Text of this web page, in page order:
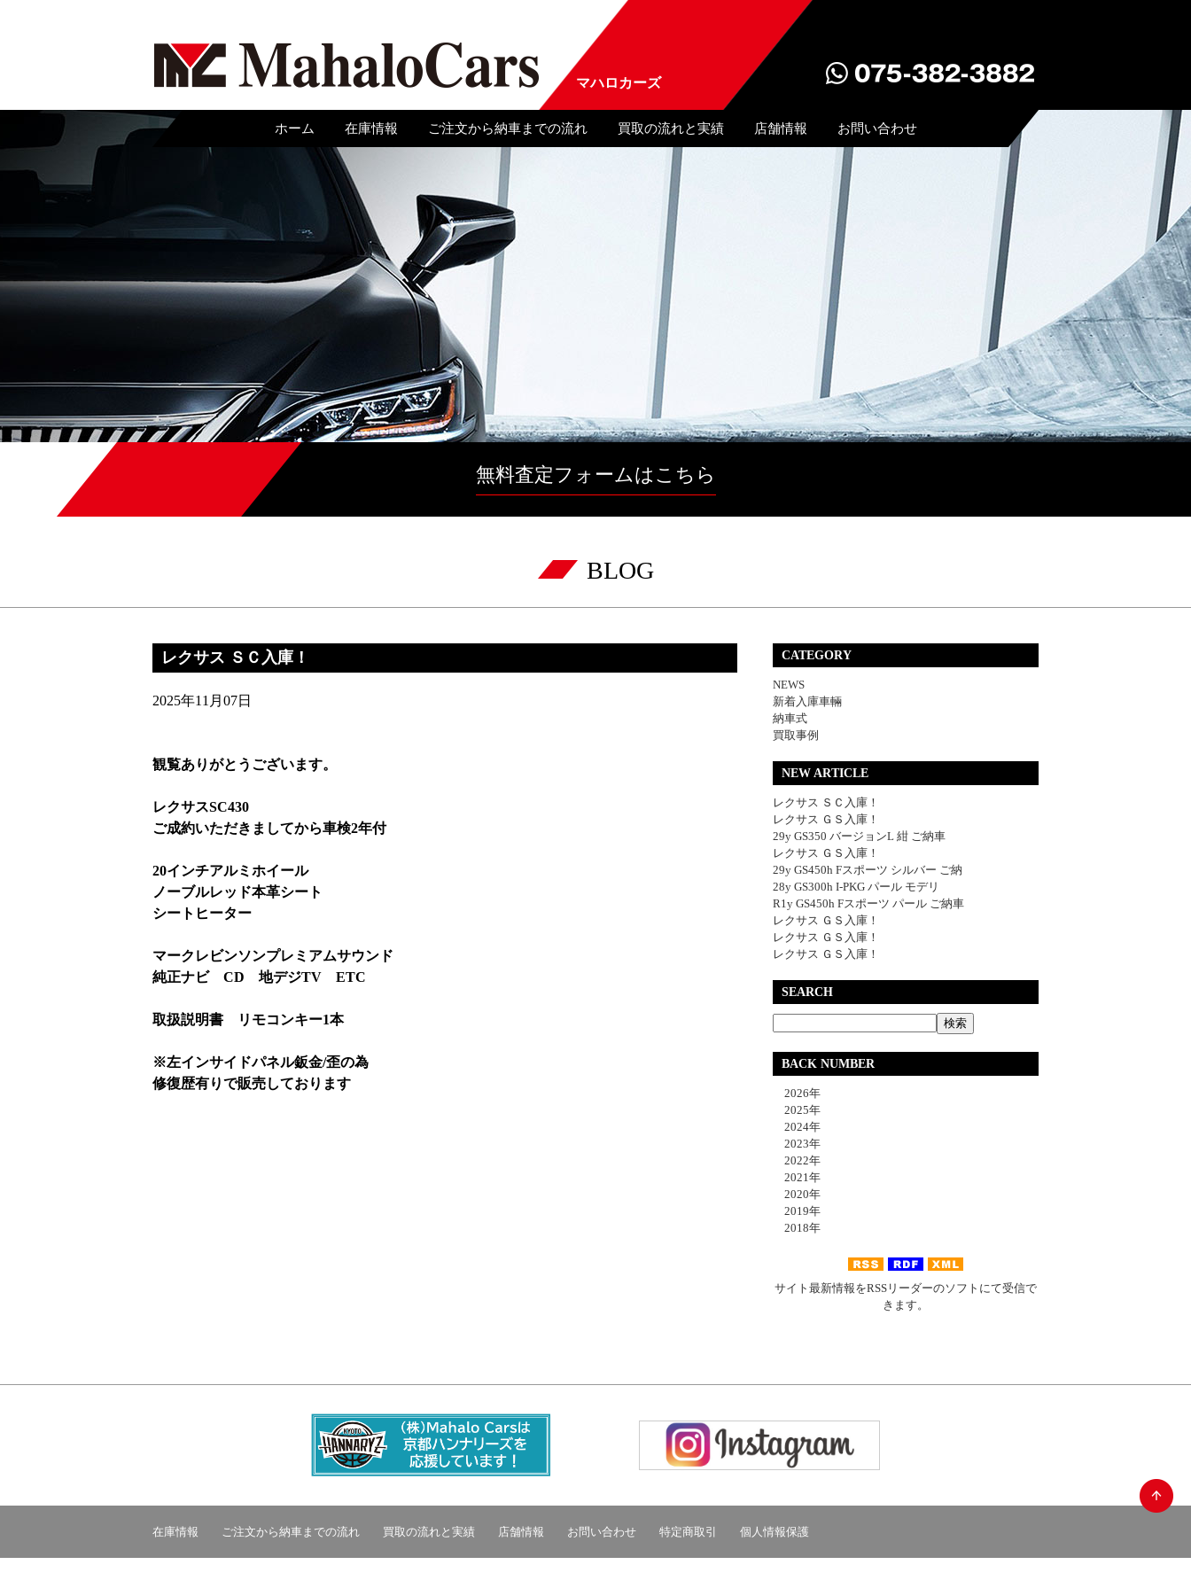
マハロカーズ
ホーム 在庫情報 ご注文から納車までの流れ 買取の流れと実績 店舗情報 お問い合わせ
無料査定フォームはこちら
BLOG
レクサス ＳＣ入庫！
2025年11月07日
観覧ありがとうございます。
レクサスSC430
ご成約いただきましてから車検2年付
20インチアルミホイール
ノーブルレッド本革シート
シートヒーター
マークレビンソンプレミアムサウンド
純正ナビ CD 地デジTV ETC
取扱説明書 リモコンキー1本
※左インサイドパネル鈑金/歪の為
修復歴有りで販売しております
CATEGORY
NEWS
新着入庫車輛
納車式
買取事例
NEW ARTICLE
レクサス ＳＣ入庫！
レクサス ＧＳ入庫！
29y GS350 バージョンL 紺 ご納車
レクサス ＧＳ入庫！
29y GS450h Fスポーツ シルバー ご納
28y GS300h I-PKG パール モデリ
R1y GS450h Fスポーツ パール ご納車
レクサス ＧＳ入庫！
レクサス ＧＳ入庫！
レクサス ＧＳ入庫！
SEARCH
BACK NUMBER
2026年
2025年
2024年
2023年
2022年
2021年
2020年
2019年
2018年
サイト最新情報をRSSリーダーのソフトにて受信で
きます。
在庫情報 ご注文から納車までの流れ 買取の流れと実績 店舗情報 お問い合わせ 特定商取引 個人情報保護